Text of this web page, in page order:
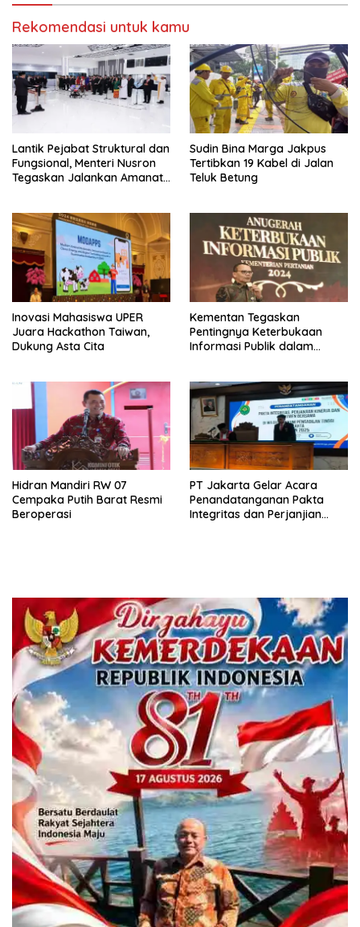
Rekomendasi untuk kamu
Lantik Pejabat Struktural dan
Fungsional, Menteri Nusron
Tegaskan Jalankan Amanat
Sudin Bina Marga Jakpus
Tertibkan 19 Kabel di Jalan
Teluk Betung
Inovasi Mahasiswa UPER
Juara Hackathon Taiwan,
Dukung Asta Cita
Kementan Tegaskan
Pentingnya Keterbukaan
Informasi Publik dalam
Hidran Mandiri RW 07
Cempaka Putih Barat Resmi
Beroperasi
PT Jakarta Gelar Acara
Penandatanganan Pakta
Integritas dan Perjanjian